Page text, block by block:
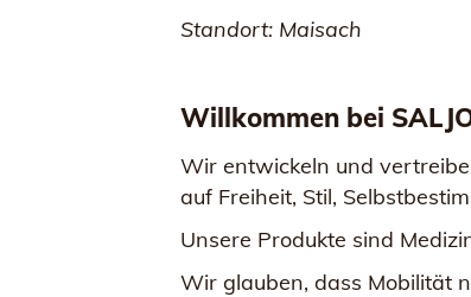
Standort: Maisach
Willkommen bei
Wir entwickeln und
auf Freiheit, Stil,
Unsere Produkte sind
Wir glauben, dass Mobilität